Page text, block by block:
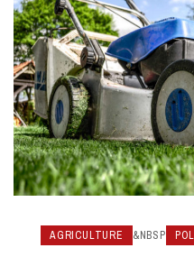
AGRICULTURE &NBSP